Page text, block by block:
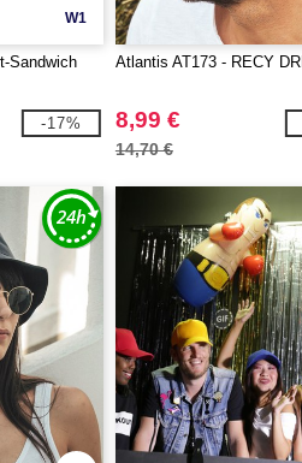
W1
Sandwich
-17%
Atlantis AT173 - RECY
8,99 €
14,70 €